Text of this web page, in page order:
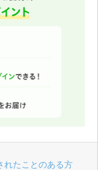
れたことのある方